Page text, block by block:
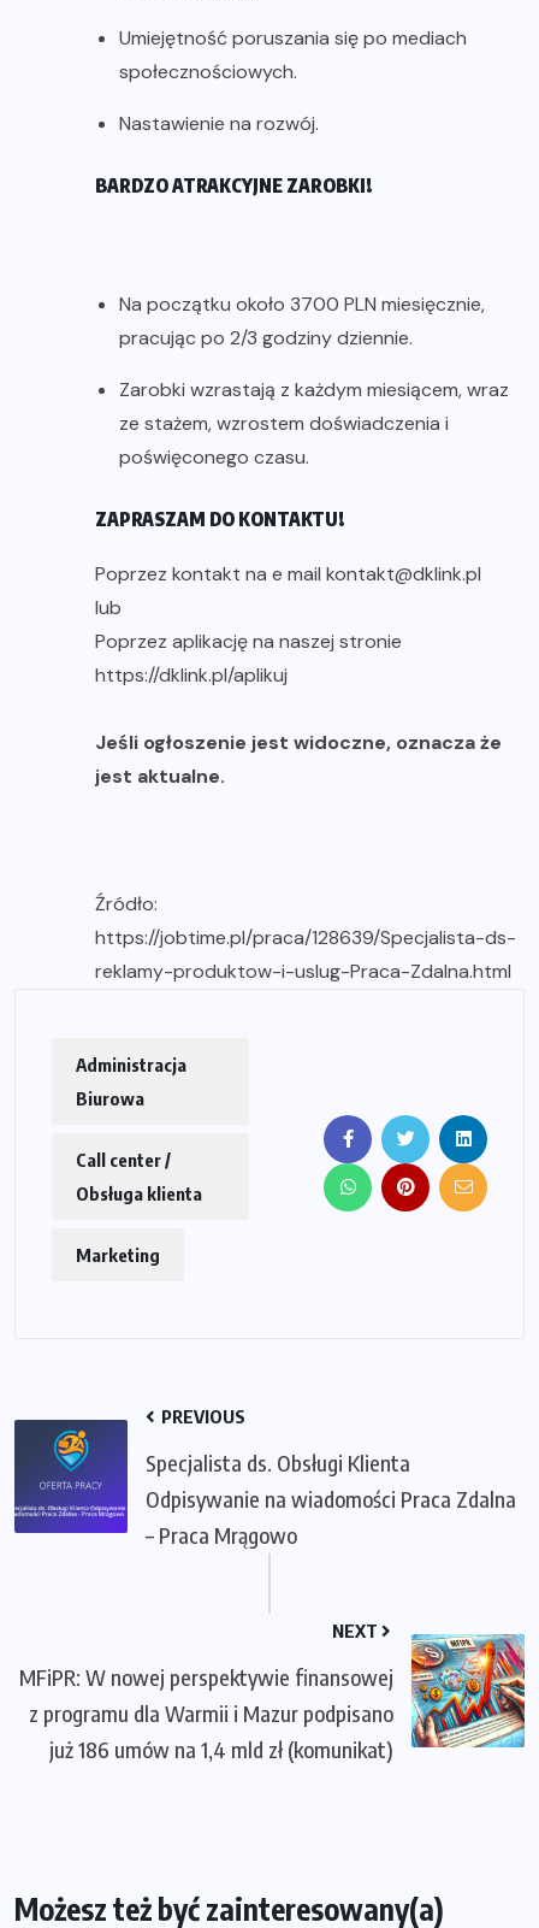
Umiejętność poruszania się po mediach
społecznościowych.
Nastawienie na rozwój.
BARDZO ATRAKCYJNE ZAROBKI!
Na początku około 3700 PLN miesięcznie,
pracując po 2/3 godziny dziennie.
Zarobki wzrastają z każdym miesiącem, wraz
ze stażem, wzrostem doświadczenia i
poświęconego czasu.
ZAPRASZAM DO KONTAKTU!
Poprzez kontakt na e mail kontakt@dklink.pl
lub
Poprzez aplikację na naszej stronie
https://dklink.pl/aplikuj
Jeśli ogłoszenie jest widoczne, oznacza że
jest aktualne.
Źródło:
https://jobtime.pl/praca/128639/Specjalista-ds-
reklamy-produktow-i-uslug-Praca-Zdalna.html
Administracja
Biurowa
Call center /
Obsługa klienta
Marketing
PREVIOUS
Specjalista ds. Obsługi Klienta
Odpisywanie na wiadomości Praca Zdalna
– Praca Mrągowo
NEXT
MFiPR: W nowej perspektywie finansowej
z programu dla Warmii i Mazur podpisano
już 186 umów na 1,4 mld zł (komunikat)
Możesz też być zainteresowany(a)